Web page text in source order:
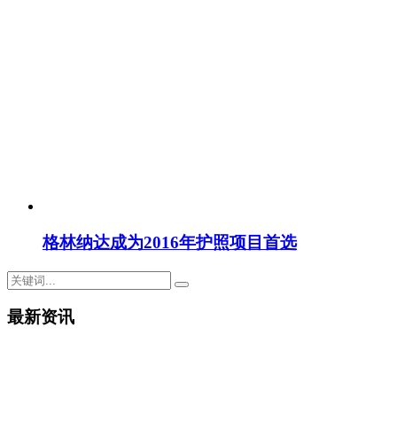
格林纳达成为2016年护照项目首选
最新资讯